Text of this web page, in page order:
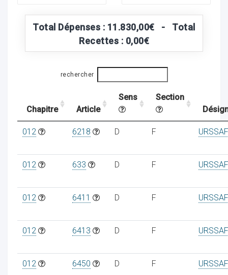
Total Dépenses : 11.830,00€ - Total
Recettes : 0,00€
rechercher
Chapitre Article
Sens
Section
012 6218 D F
012 633 D F
012 6411 D F
012 6413 D F
012 6450 D F